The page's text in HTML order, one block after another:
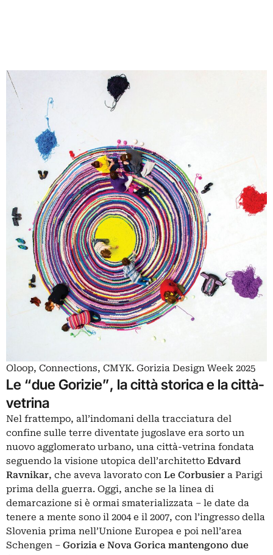
Oloop, Connections, CMYK. Gorizia Design Week 2025
Le “due Gorizie”, la città storica e la città-
vetrina
Nel frattempo, all’indomani della tracciatura del
confine sulle terre diventate jugoslave era sorto un
nuovo agglomerato urbano, una città-vetrina fondata
seguendo la visione utopica dell’architetto Edvard
Ravnikar, che aveva lavorato con Le Corbusier a Parigi
prima della guerra. Oggi, anche se la linea di
demarcazione si è ormai smaterializzata – le date da
tenere a mente sono il 2004 e il 2007, con l’ingresso della
Slovenia prima nell’Unione Europea e poi nell’area
Schengen – Gorizia e Nova Gorica mantengono due